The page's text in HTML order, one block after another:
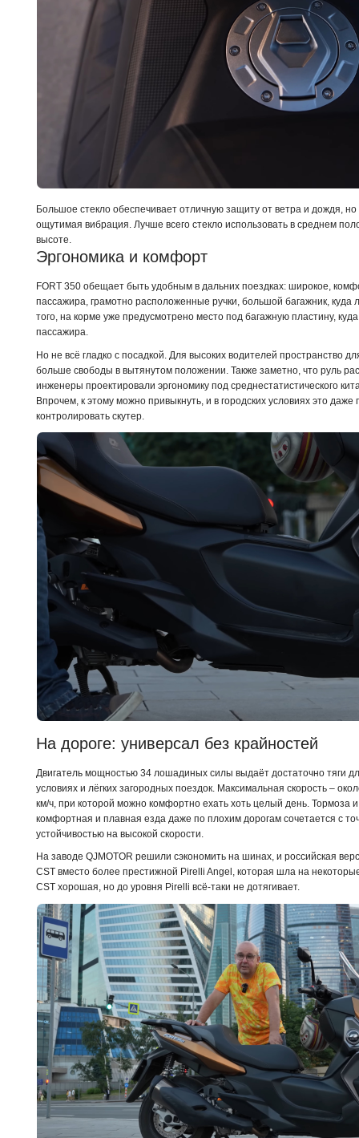
Большое стекло обеспечивает отличную защиту от ветра и дождя,
ощутимая вибрация. Лучше всего стекло использовать в среднем
высоте.
Эргономика и комфорт
FORT 350 обещает быть удобным в дальних поездках: широкое,
пассажира, грамотно расположенные ручки, большой багажник,
того, на корме уже предусмотрено место под багажную пластину,
пассажира.
Но не всё гладко с посадкой. Для высоких водителей пространство
больше свободы в вытянутом положении. Также заметно, что руль
инженеры проектировали эргономику под среднестатистического
Впрочем, к этому можно привыкнуть, и в городских условиях это
контролировать скутер.
На дороге: универсал без крайностей
Двигатель мощностью 34 лошадиных силы выдаёт достаточно тяги
условиях и лёгких загородных поездок. Максимальная скорость –
км/ч, при которой можно комфортно ехать хоть целый день. Тормоза
комфортная и плавная езда даже по плохим дорогам сочетается с
устойчивостью на высокой скорости.
На заводе QJMOTOR решили сэкономить на шинах, и российская
CST вместо более престижной Pirelli Angel, которая шла на
CST хорошая, но до уровня Pirelli всё-таки не дотягивает.